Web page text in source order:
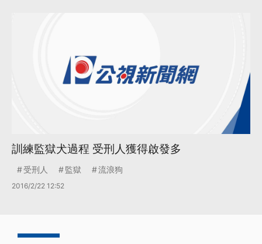
訓練監獄犬過程 受刑人獲得啟發多
受刑人 監獄 流浪狗
2016/2/22 12:52